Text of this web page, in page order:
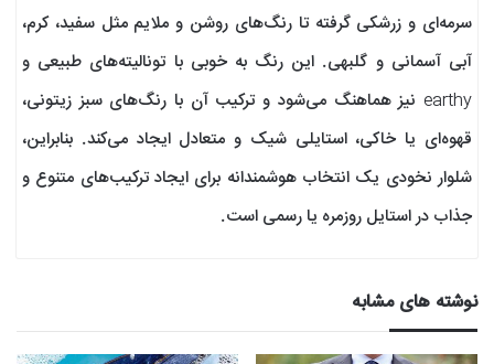
سرمه‌ای و زرشکی گرفته تا رنگ‌های روشن و ملایم مثل سفید، کرم،
آبی آسمانی و گلبهی. این رنگ به خوبی با تونالیته‌های طبیعی و
earthy نیز هماهنگ می‌شود و ترکیب آن با رنگ‌های سبز زیتونی،
قهوه‌ای یا خاکی، استایلی شیک و متعادل ایجاد می‌کند. بنابراین،
شلوار نخودی یک انتخاب هوشمندانه برای ایجاد ترکیب‌های متنوع و
جذاب در استایل روزمره یا رسمی است.
نوشته های مشابه